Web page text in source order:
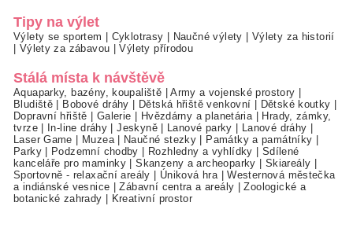
Tipy na výlet
Výlety se sportem Cyklotrasy Naučné výlety
Výlety za historií
Výlety za zábavou |Výlety přírodou
Stálá místa k návštěvě
Aquaparky, bazény, koupaliště |Army a vojenské prostory
Bludiště
Bobové dráhy Dětská hřiště venkovní Dětské koutky
Dopravní hřiště
Galerie Hvězdárny a planetária|
Hrady, zámky,
tvrze| In-line dráhy |Jeskyně| Lanové parky Lanové dráhy
Laser Game
Muzea| Naučné stezky Památky a památníky
Parky| Podzemní chodby Rozhledny a vyhlídky
Sdílené
kanceláře pro maminky |Skanzeny a archeoparky Skiareály
Sportovně - relaxační areály
Úniková hra|Westernová městečka
a indiánské vesnice |Zábavní centra a areály |Zoologické a
botanické zahrady
Kreativní prostor